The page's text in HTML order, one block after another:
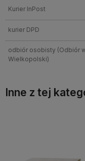
Kurier InPost
kurier DPD
odbiór osobisty (Odbiór
Wielkopolski)
Inne z tej